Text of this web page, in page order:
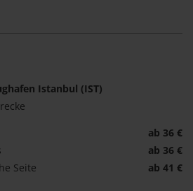
Istanbul (IST)
ab 36 €
ab 36 €
Seite
ab 41 €